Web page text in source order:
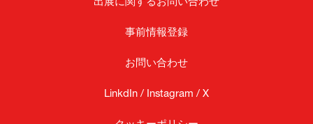
出展に関するお問い合わせ
事前情報登録
お問い合わせ
LinkdIn / Instagram / X